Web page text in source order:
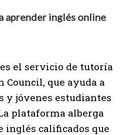
aprender inglés online
el servicio de tutoría
Council, que ayuda a
y jóvenes estudiantes
plataforma alberga
inglés calificados que